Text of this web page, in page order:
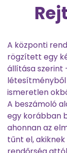
A központi
rögzített egy
állítása szerint
létesítményből
ismeretlen
A beszámoló
egy korábban
ahonnan az
tűnt el,